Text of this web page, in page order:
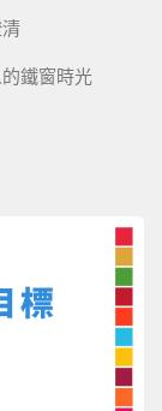
鐵窗時光